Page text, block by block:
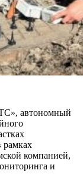
автономный
рамках
компанией,
и